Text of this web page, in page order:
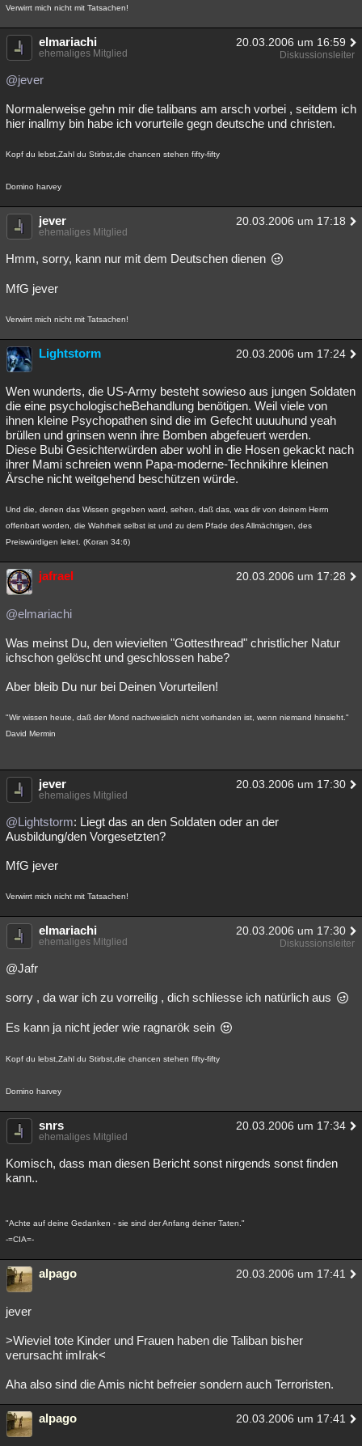
Verwirrt mich nicht mit Tatsachen!
elmariachi 20.03.2006 um 16:59
ehemaliges Mitglied Diskussionsleiter
@jever
Normalerweise gehn mir die talibans am arsch vorbei , seitdem ich
hier inallmy bin habe ich vorurteile gegn deutsche und christen.
Kopf du lebst,Zahl du Stirbst,die chancen stehen fifty-fifty
Domino harvey
jever 20.03.2006 um 17:18
ehemaliges Mitglied
Hmm, sorry, kann nur mit dem Deutschen dienen
MfG jever
Verwirrt mich nicht mit Tatsachen!
Lightstorm 20.03.2006 um 17:24
Wen wunderts, die US-Army besteht sowieso aus jungen Soldaten
die eine psychologischeBehandlung benötigen. Weil viele von
ihnen kleine Psychopathen sind die im Gefecht uuuuhund yeah
brüllen und grinsen wenn ihre Bomben abgefeuert werden.
Diese Bubi Gesichterwürden aber wohl in die Hosen gekackt nach
ihrer Mami schreien wenn Papa-moderne-Technikihre kleinen
Ärsche nicht weitgehend beschützen würde.
Und die, denen das Wissen gegeben ward, sehen, daß das, was dir von deinem Herrn
offenbart worden, die Wahrheit selbst ist und zu dem Pfade des Allmächtigen, des
Preiswürdigen leitet. (Koran 34:6)
jafrael 20.03.2006 um 17:28
@elmariachi
Was meinst Du, den wievielten "Gottesthread" christlicher Natur
ichschon gelöscht und geschlossen habe?
Aber bleib Du nur bei Deinen Vorurteilen!
"Wir wissen heute, daß der Mond nachweislich nicht vorhanden ist, wenn niemand hinsieht."
David Mermin
jever 20.03.2006 um 17:30
ehemaliges Mitglied
@Lightstorm: Liegt das an den Soldaten oder an der
Ausbildung/den Vorgesetzten?
MfG jever
Verwirrt mich nicht mit Tatsachen!
elmariachi 20.03.2006 um 17:30
ehemaliges Mitglied Diskussionsleiter
@Jafr
sorry , da war ich zu vorreilig , dich schliesse ich natürlich aus
Es kann ja nicht jeder wie ragnarök sein
Kopf du lebst,Zahl du Stirbst,die chancen stehen fifty-fifty
Domino harvey
snrs 20.03.2006 um 17:34
ehemaliges Mitglied
Komisch, dass man diesen Bericht sonst nirgends sonst finden
kann..
"Achte auf deine Gedanken - sie sind der Anfang deiner Taten."
-=CIA=-
alpago 20.03.2006 um 17:41
jever
>Wieviel tote Kinder und Frauen haben die Taliban bisher
verursacht imIrak<
Aha also sind die Amis nicht befreier sondern auch Terroristen.
alpago 20.03.2006 um 17:41